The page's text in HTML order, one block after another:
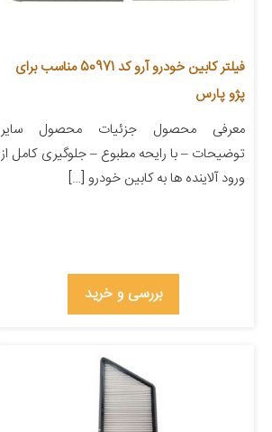
فیلتر کابین خودرو آرو کد 50971 مناسب برای
پژو پارس
معرفی محصول جزئیات محصول سایر
توضیحات – با رایحه مطبوع – جلوگیری کامل از
ورود آلاینده ها به کابین خودرو […]
بررسی و خرید